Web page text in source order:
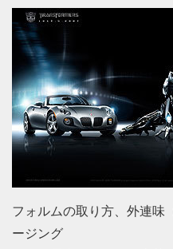
フォルムの取り方、外連味
ージング